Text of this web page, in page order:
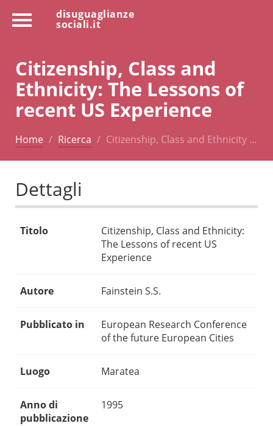
disuguaglianze
sociali.it
Citizenship, Class and
Ethnicity: The Lessons of
recent US Experience
Home Ricerca Citizenship, Class and Ethnicity …
Dettagli
Titolo
Citizenship, Class and Ethnicity:
The Lessons of recent US
Experience
Autore Fainstein S.S.
Pubblicato in
European Research Conference
of the future European Cities
Luogo Maratea
Anno di
pubblicazione
1995